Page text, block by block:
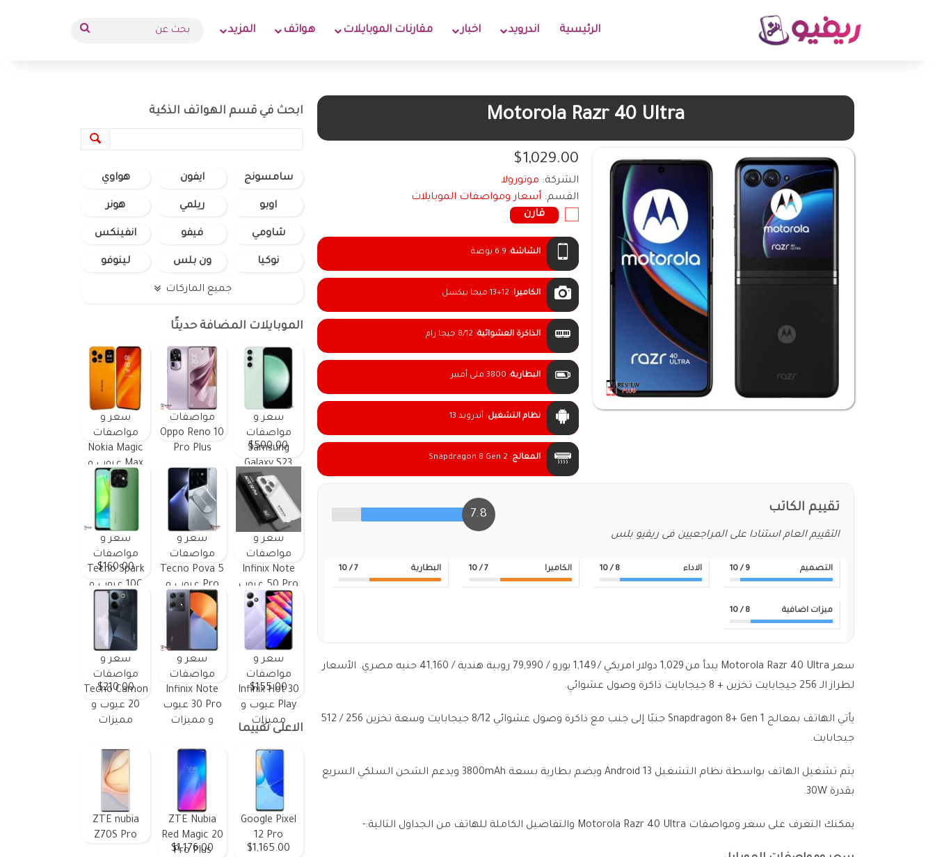
الرئيسية اندرويد اخبار مقارنات الموبايلات هواتف المزيد بحث
Motorola Razr 40 Ultra
$1,029.00
الشركة: موتورولا
القسم: أسعار ومواصفات الموبايلات
قارن
الشاشة: 6.9 بوصة
الكاميرا: 13+12 ميجا بيكسل
الذاكرة العشوائية: 8/12 جيجا رام
البطارية: 3800 ملى أمبير
نظام التشغيل: أندرويد 13
المعالج:
Snapdragon 8 Gen 2
تقييم الكاتب
التقييم العام استنادا على المراجعيين فى ريفيو بلس
7.8
التصميم 9
/ 10 الاداء 8
/ 10 الكاميرا 7
/ 10 البطارية 7
/ 10
ميزات اضافية 8
/ 10
سعر Motorola Razr 40 Ultra يبدأ من 1,029 دولار امريكي / 1,149 يورو / 79,990 روبية هندية / 41,160 جنيه مصري. الأسعار
لطراز الـ 256 جيجابايت تخزين + 8 جيجابايت ذاكرة وصول عشوائي.
يأتي الهاتف بمعالج Snapdragon 8+ Gen 1 جنبًا إلى جنب مع ذاكرة وصول عشوائي 8/12 جيجابايت وسعة تخزين 256 / 512
جيجابايت.
يتم تشغيل الهاتف بواسطة نظام التشغيل Android 13 ويضم بطارية بسعة 3800mAh ويدعم الشحن السلكي السريع
بقدرة 30W.
يمكنك التعرف على سعر ومواصفات Motorola Razr 40 Ultra والتفاصيل الكاملة للهاتف من الجداول التالية:-
ابحث في قسم الهواتف الذكية
سامسونج ايفون هواوي
اوبو ريلمي هونر
شاومي فيفو انفينكس
نوكيا ون بلس لينوفو
جميع الماركات
الموبايلات المضافة حديثًا
سعر و
مواصفات
Samsung
Galaxy S23
FE ومميزات
وعيوب
$500.00
مواصفات
Oppo Reno 10
Pro Plus
سعر و
مواصفات
Nokia Magic
Max عيوب و
مميزات
سعر و
مواصفات
Infinix Note
50 Pro عيوب
و مميزات
سعر و
مواصفات
Tecno Pova 5
Pro عيوب و
مميزات
سعر و
مواصفات
Tecno Spark
10C عيوب و
مميزات
$160.00
سعر و
مواصفات
Infinix Hot 30
Play عيوب و
مميزات
$155.00
سعر و
مواصفات
Infinix Note
30 Pro عيوب
و مميزات
سعر و
مواصفات
Tecno Camon
20 عيوب و
مميزات
$210.00
الاعلى تقييما
Google Pixel
12 Pro
$1,165.00
ZTE Nubia
Red Magic 20
Pro Plus
$1,176.00
ZTE nubia
Z70S Pro